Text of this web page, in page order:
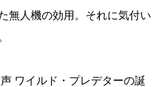
無人機の効用。それに気付い
ワイルド・プレデターの誕